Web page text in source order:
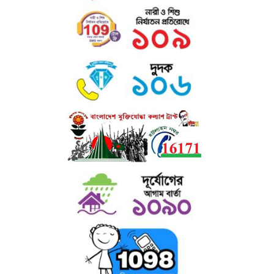
এতে শিক্ষার্থীদের সহপাঠক্রমিক শিক্ষা উপকরণ, চলমান পত্র-পত্রিকা, সাময়িকী,
গেইম ও বিনোদনের সু-ব্যবস্থা আছে।
গ) রোভার স্কাউট ও রেঞ্জার গাইড : কলেজে ছাত্রদের জন্য রোভার স্কাউট এবং
ছাত্রীদের জন্য রেঞ্জার গাইড প্রোগ্রাম চালু আছে। এসব প্রোগ্রামে দুইজন প্রশিক্ষণপ্রাপ্ত
শিক্ষক দায়িত্বরত আছেন।
ঘ) উপবৃত্তি ঃ কলেজের উল্লেখযোগ্য সংখ্যক ছাত্র-ছাত্রীদের আর্থিক অবস্থা, মেধা,
পাঠোন্নতি, সদাচার ইত্যাদি বিবেচনা করে উপবৃত্তি প্রদান করা হয় ।
ঙ) মাল্টিমিডিয়া ক্লাসরুম : অত্যাধুনিক মাল্টিমিডিয়া ক্লাসরুমের মাধ্যমে কলেজে
কন্টেইনসহ শ্রেণি পাঠক্রমের প্রতি শিক্ষার্থীদের অধিকতর মনোযোগ আকৃষ্ট
চ) শেখ রাসেল ডিজিটাল ল্যাব : কলেজে স্থাপিত শেখ রাসেল ডিজিটাল ল্যাব-এ বিপুল
সংখ্যক ল্যাপটপ, প্রজেক্টর ও অন্যান্য ইলেকট্রনিক সরঞ্জামের মাধ্যমে ভর্তিকৃত শিক্ষার্থী
ছাড়াও এলাকার আগ্রহী জনগণের জন্য কম্পিউটারসহ সব ধরণের উন্নত ডিভাইস
প্রশিক্ষণের ব্যবস্থা আছে।
ছ) প্রতিবন্ধী সহায়তা ঃ প্রতিবন্ধী শিক্ষার্থীদের জন্য উচ্চ মাধ্যমিক, স্নাতক (পাস) ও
অনার্স পর্যায়ে বিনাবেতনে অধ্যয়নের সু-ব্যবস্থা আছে। তাছাড়া প্রতিবন্ধী শিক্ষার্থীদের
উপবৃত্তি - প্রদানসহ বিনামূল্যে শিক্ষা উপকরণ সরবরাহ করা হয়।